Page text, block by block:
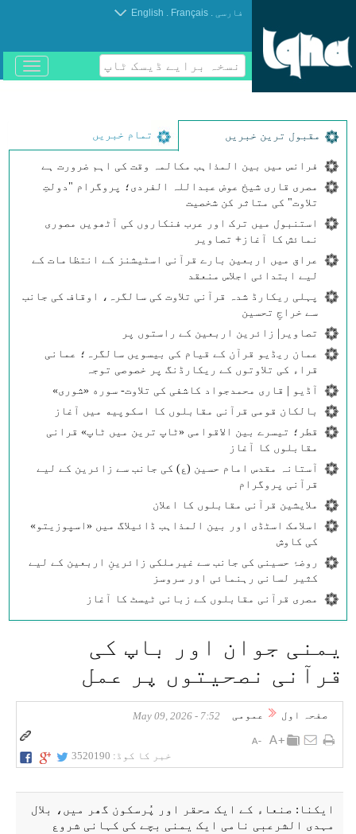
فارسی .
Français
.
English
نسخہ برایے ڈیسک ٹاپ
باز
و
مقبول ترین خبریں تمام خبریں
فرانس میں بین المذاہب مکالمہ وقت کی اہم ضرورت ہے
مصری قاری شیخ عوض عبداللہ الفردی؛ پروگرام "دولتِ
تلاوت" کی متاثر کن شخصیت
استنبول میں ترک اور عرب فنکاروں کی آٹھویں مصوری
نمائش کا آغاز+ تصاویر
عراق میں اربعین بارے قرآنی اسٹیشنز کے انتظامات کے
لیے ابتدائی اجلاس منعقد
پہلی ریکارڈ شدہ قرآنی تلاوت کی سالگرہ، اوقاف کی جانب
سے خراجِ تحسین
تصاویر| زائرین اربعین کے راستوں پر
عمان ریڈیو قرآن کے قیام کی بیسویں سالگرہ؛ عمانی
قراء کی تلاوتوں کے ریکارڈنگ پر خصوصی توجہ
آڈیو | قاری محمدجواد کاشفی کی تلاوت- سوره‌‌ «شوری»
بالکان قومی قرآنی مقابلوں کا اسکوپیه میں آغاز
قطر؛ تیسرے بین الاقوامی «ٹاپ ترین میں ٹاپ» قرانی
مقابلوں کا آغاز
آستانہ مقدس امام حسین (ع) کی جانب سے زائرین کے لیے
قرآنی پروگرام
ملایشین قرآنی مقابلوں کا اعلان
اسلامک اسٹڈی اور بین المذاہب ڈائیلاگ میں «اسپوزیتو»
کی کاوش
روضۂ حسینی کی جانب سے غیرملکی زائرینِ اربعین کے لیے
کثیر لسانی رہنمائی اور سروسز
مصری قرآنی مقابلوں کے زبانی ٹیسٹ کا آغاز
یمنی جوان اور باپ کی
قرآنی نصحیتوں پر عمل
صفحہ اول عمومی 7:52 - May 09, 2026
خبر کا کوڈ: 3520190
ایکنا: صنعاء کے ایک محقر اور پُرسکون گھر میں، بلال
مہدی الشرعبی نامی ایک یمنی بچے کی کہانی شروع